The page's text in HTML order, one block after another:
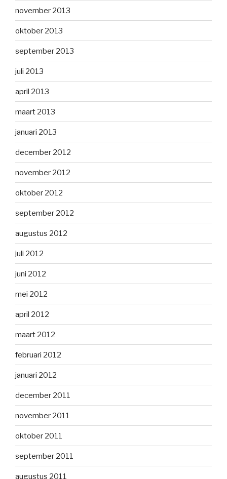
november 2013
oktober 2013
september 2013
juli 2013
april 2013
maart 2013
januari 2013
december 2012
november 2012
oktober 2012
september 2012
augustus 2012
juli 2012
juni 2012
mei 2012
april 2012
maart 2012
februari 2012
januari 2012
december 2011
november 2011
oktober 2011
september 2011
augustus 2011